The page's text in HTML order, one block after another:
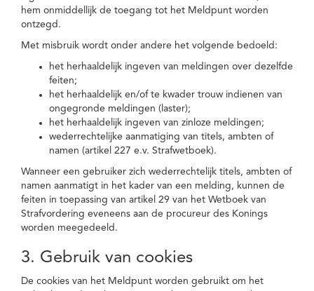
hem onmiddellijk de toegang tot het Meldpunt worden
ontzegd.
Met misbruik wordt onder andere het volgende bedoeld:
het herhaaldelijk ingeven van meldingen over dezelfde
feiten;
het herhaaldelijk en/of te kwader trouw indienen van
ongegronde meldingen (laster);
het herhaaldelijk ingeven van zinloze meldingen;
wederrechtelijke aanmatiging van titels, ambten of
namen (artikel 227 e.v. Strafwetboek).
Wanneer een gebruiker zich wederrechtelijk titels, ambten of
namen aanmatigt in het kader van een melding, kunnen de
feiten in toepassing van artikel 29 van het Wetboek van
Strafvordering eveneens aan de procureur des Konings
worden meegedeeld.
3. Gebruik van cookies
De cookies van het Meldpunt worden gebruikt om het